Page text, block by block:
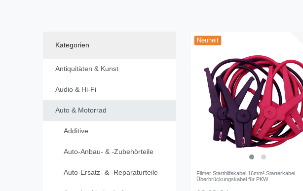
Kategorien
Antiquitäten & Kunst
Audio & Hi-Fi
Auto & Motorrad
Additive
Auto-Anbau- & -Zubehörteile
Auto-Ersatz- & -Reparaturteile
Neuheit
Filmer Starthilfekabel 16mm² Starterkabel
Überbrückungskabel für PKW